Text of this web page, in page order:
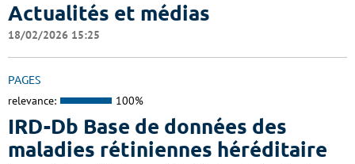
Actualités et médias
18/02/2026 15:25
PAGES
relevance: 100%
IRD-Db Base de données des
maladies rétiniennes héréditaire